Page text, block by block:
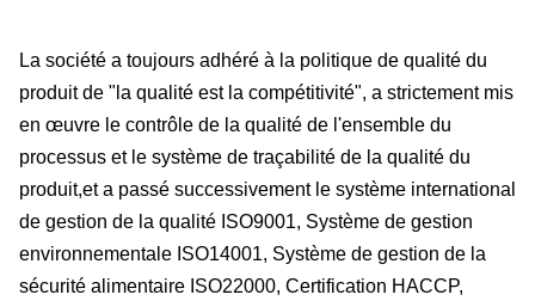
La société a toujours adhéré à la politique de qualité du
produit de "la qualité est la compétitivité", a strictement mis
en œuvre le contrôle de la qualité de l'ensemble du
processus et le système de traçabilité de la qualité du
produit,et a passé successivement le système international
de gestion de la qualité ISO9001, Système de gestion
environnementale ISO14001, Système de gestion de la
sécurité alimentaire ISO22000, Certification HACCP,